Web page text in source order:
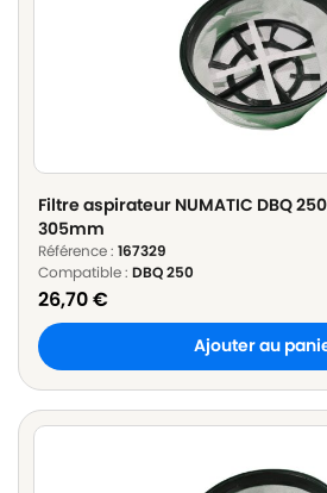
Filtre aspirateur NUMATIC DBQ
305mm
Référence : 167329
Compatible : DBQ 250
26,70€
Ajouter au